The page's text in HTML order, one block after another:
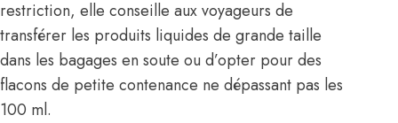
restriction, elle conseille aux voyageurs de
transférer les produits liquides de grande taille
dans les bagages en soute ou d’opter pour des
flacons de petite contenance ne dépassant pas les
100 ml.